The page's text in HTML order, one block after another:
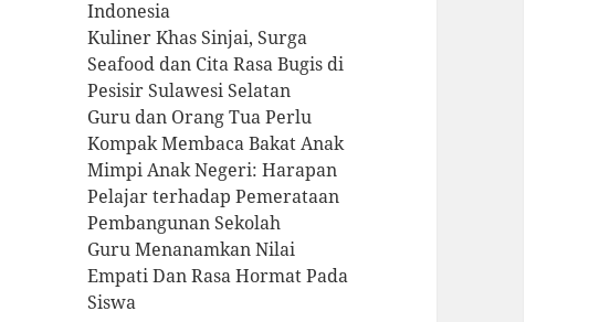
Indonesia
Kuliner Khas Sinjai, Surga
Seafood dan Cita Rasa Bugis di
Pesisir Sulawesi Selatan
Guru dan Orang Tua Perlu
Kompak Membaca Bakat Anak
Mimpi Anak Negeri: Harapan
Pelajar terhadap Pemerataan
Pembangunan Sekolah
Guru Menanamkan Nilai
Empati Dan Rasa Hormat Pada
Siswa